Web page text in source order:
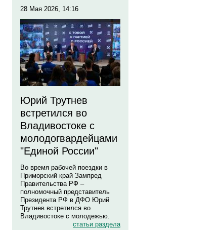
28 Мая 2026, 14:16
Юрий Трутнев
встретился во
Владивостоке с
молодогвардейцами
"Единой России"
Во время рабочей поездки в
Приморский край Зампред
Правительства РФ –
полномочный представитель
Президента РФ в ДФО Юрий
Трутнев встретился во
Владивостоке с молодежью.
статьи раздела